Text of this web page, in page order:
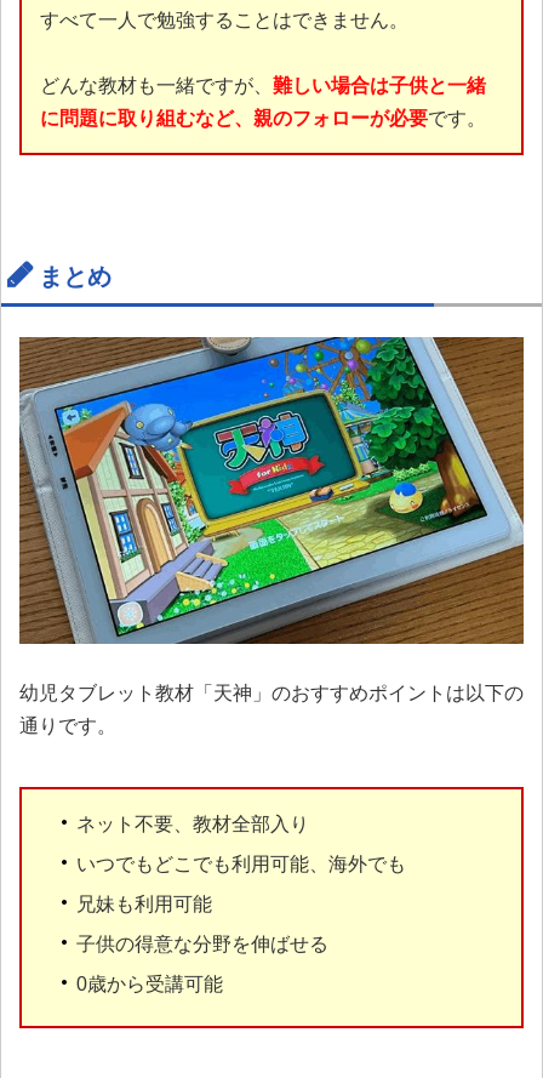
すべて一人で勉強することはできません。
どんな教材も一緒ですが、 難しい場合は子供と一緒
に問題に取り組むなど、親のフォローが必要です。
まとめ
幼児タブレット教材「天神」のおすすめポイントは以下の
通りです。
ネット不要、教材全部入り
いつでもどこでも利用可能、海外でも
兄妹も利用可能
子供の得意な分野を伸ばせる
0歳から受講可能